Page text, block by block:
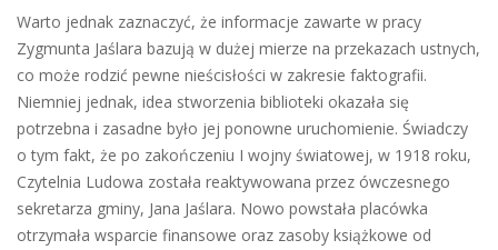
Warto jednak zaznaczyć, że informacje zawarte w pracy
Zygmunta Jaślara bazują w dużej mierze na przekazach ustnych,
co może rodzić pewne nieścisłości w zakresie faktografii.
Niemniej jednak, idea stworzenia biblioteki okazała się
potrzebna i zasadne było jej ponowne uruchomienie. Świadczy
o tym fakt, że po zakończeniu I wojny światowej, w 1918 roku,
Czytelnia Ludowa została reaktywowana przez ówczesnego
sekretarza gminy, Jana Jaślara. Nowo powstała placówka
otrzymała wsparcie finansowe oraz zasoby książkowe od